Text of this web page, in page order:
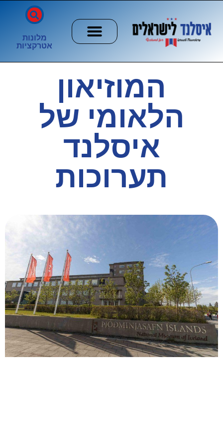
מלונות
אטרקציות
המוזיאון
הלאומי של
איסלנד
תערוכות